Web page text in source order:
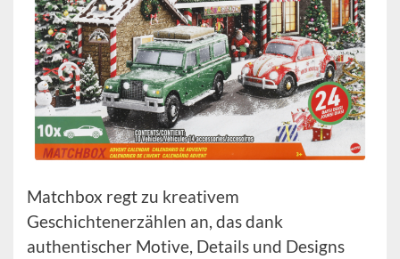
Matchbox regt zu kreativem
Geschichtenerzählen an, das dank
authentischer Motive, Details und Designs